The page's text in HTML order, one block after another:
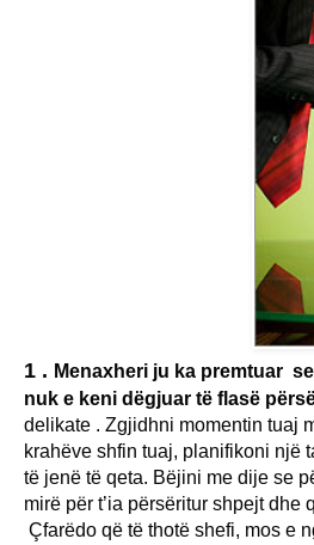
1 . Menaxheri ju ka premtuar
nuk e keni dëgjuar të flasë
delikate . Zgjidhni momentin tuaj
krahëve shfin tuaj, planifikoni një
të jenë të qeta. Bëjini me dije se
mirë për t’ia përsëritur shpejt
Çfarëdo që të thotë shefi, mos e